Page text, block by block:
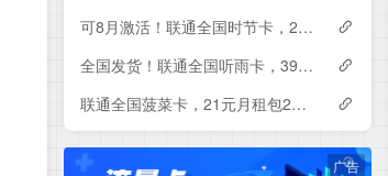
可8月激活！联通全国时节卡，29元月租包180G+200分钟+会员
全国发货！联通全国听雨卡，39元月租包260G+100分钟+会员
联通全国菠菜卡，21元月租包230G+500分钟
广告